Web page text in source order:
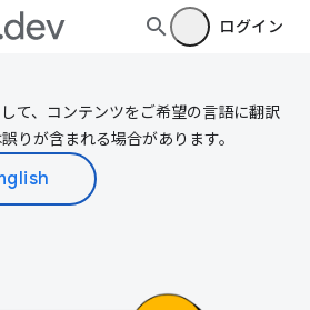
ログイン
て、コンテンツをご希望の言語に翻訳
りが含まれる場合があります。